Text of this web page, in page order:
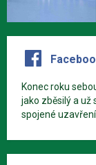
Konec roku
jako zběsilý a už
spojené uzavření